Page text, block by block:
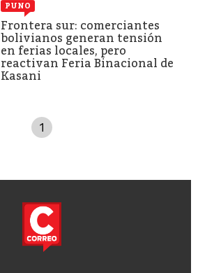
PUNO
Frontera sur: comerciantes
bolivianos generan tensión
en ferias locales, pero
reactivan Feria Binacional de
Kasani
1